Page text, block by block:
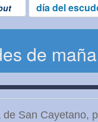
día del
de
de San Cayetano,